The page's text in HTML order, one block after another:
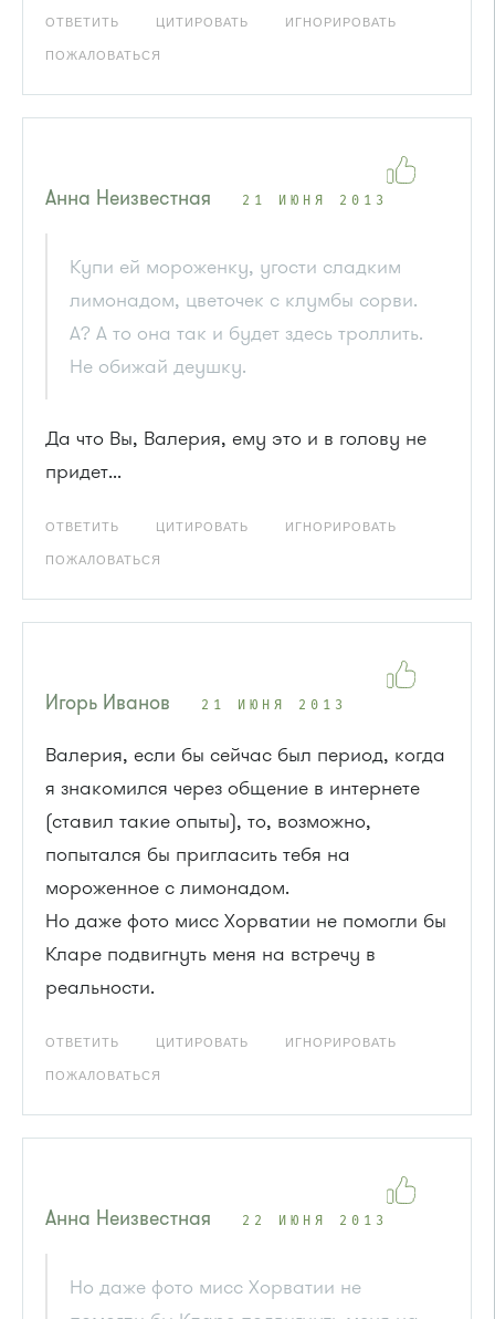
ОТВЕТИТЬ ЦИТИРОВАТЬ ИГНОРИРОВАТЬ
ПОЖАЛОВАТЬСЯ
Анна Неизвестная 21 ИЮНЯ 2013
Купи ей мороженку, угости сладким
лимонадом, цветочек с клумбы сорви.
А? А то она так и будет здесь троллить.
Не обижай деушку.
Да что Вы, Валерия, ему это и в голову не
придет...
ОТВЕТИТЬ ЦИТИРОВАТЬ ИГНОРИРОВАТЬ
ПОЖАЛОВАТЬСЯ
Игорь Иванов 21 ИЮНЯ 2013
Валерия, если бы сейчас был период, когда
я знакомился через общение в интернете
(ставил такие опыты), то, возможно,
попытался бы пригласить тебя на
мороженное с лимонадом.
Но даже фото мисс Хорватии не помогли бы
Кларе подвигнуть меня на встречу в
реальности.
ОТВЕТИТЬ ЦИТИРОВАТЬ ИГНОРИРОВАТЬ
ПОЖАЛОВАТЬСЯ
Анна Неизвестная 22 ИЮНЯ 2013
Но даже фото мисс Хорватии не